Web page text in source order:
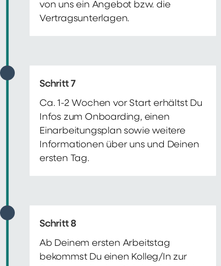
von uns ein Angebot bzw. die
Vertragsunterlagen.
Schritt 7
Ca. 1-2 Wochen vor Start erhältst Du
Infos zum Onboarding, einen
Einarbeitungsplan sowie weitere
Informationen über uns und Deinen
ersten Tag.
Schritt 8
Ab Deinem ersten Arbeitstag
bekommst Du einen Kolleg/In zur